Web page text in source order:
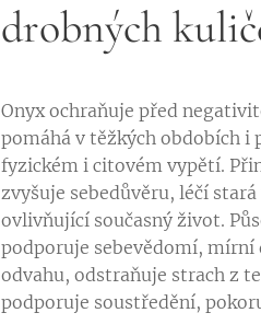
drobných
Onyx ochraňuje před
pomáhá v těžkých obdobích i
fyzickém i citovém vypětí.
zvyšuje sebedůvěru, léčí
ovlivňující současný život.
podporuje sebevědomí, mírní
odvahu, odstraňuje strach z
podporuje soustředění,